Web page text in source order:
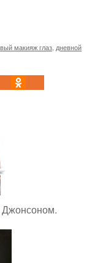
макияж глаз, дневной